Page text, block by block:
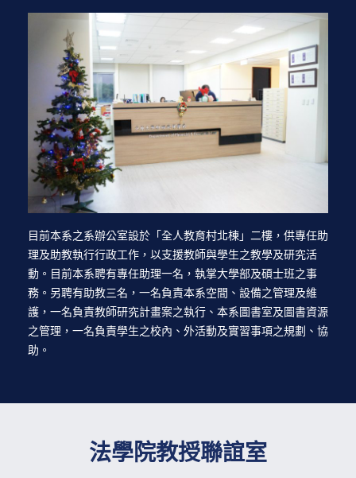
目前本系之系辦公室設於「全人教育村北棟」二樓，供專任助
理及助教執行行政工作，以支援教師與學生之教學及研究活
動。目前本系聘有專任助理一名，執掌大學部及碩士班之事
務。另聘有助教三名，一名負責本系空間、設備之管理及維
護，一名負責教師研究計畫案之執行、本系圖書室及圖書資源
之管理，一名負責學生之校內、外活動及實習事項之規劃、協
助。
法學院教授聯誼室